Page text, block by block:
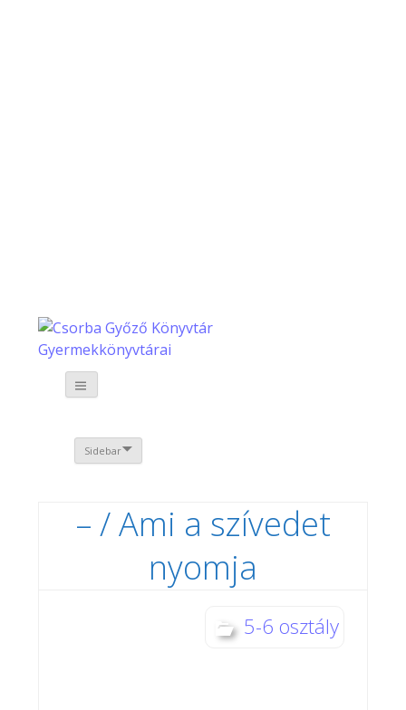
Sidebar
– / Ami a szívedet
nyomja
5-6 osztály